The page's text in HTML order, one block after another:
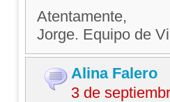
Atentamente,
Jorge. Equipo de
Alina Falero
3 de